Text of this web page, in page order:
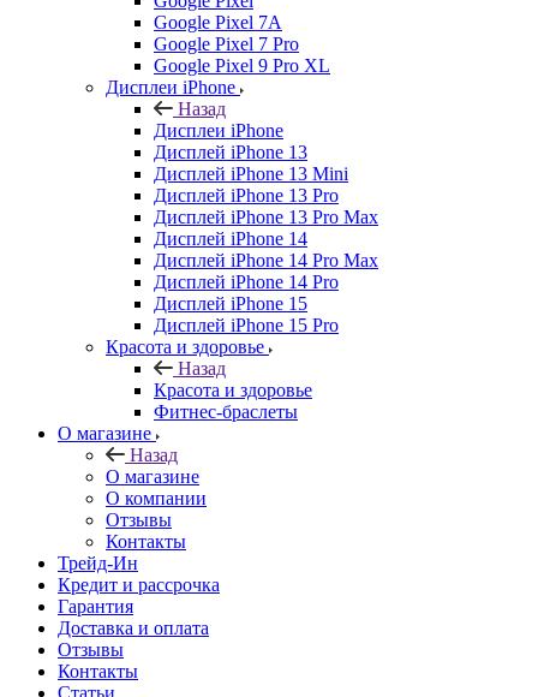
Google Pixel 7А
Google Pixel 7 Pro
Google Pixel 9 Pro XL
Дисплеи iPhone
Назад
Дисплеи iPhone
Дисплей iPhone 13
Дисплей iPhone 13 Mini
Дисплей iPhone 13 Pro
Дисплей iPhone 13 Pro Max
Дисплей iPhone 14
Дисплей iPhone 14 Pro Max
Дисплей iPhone 14 Pro
Дисплей iPhone 15
Дисплей iPhone 15 Pro
Красота и здоровье
Назад
Красота и здоровье
Фитнес-браслеты
О магазине
Назад
О магазине
О компании
Отзывы
Контакты
Трейд-Ин
Кредит и рассрочка
Гарантия
Доставка и оплата
Отзывы
Контакты
Статьи